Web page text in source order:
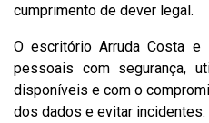
cumprimento de dever legal.
O escritório Arruda Costa e
pessoais com segurança,
disponíveis e com o
dos dados e evitar incidentes.